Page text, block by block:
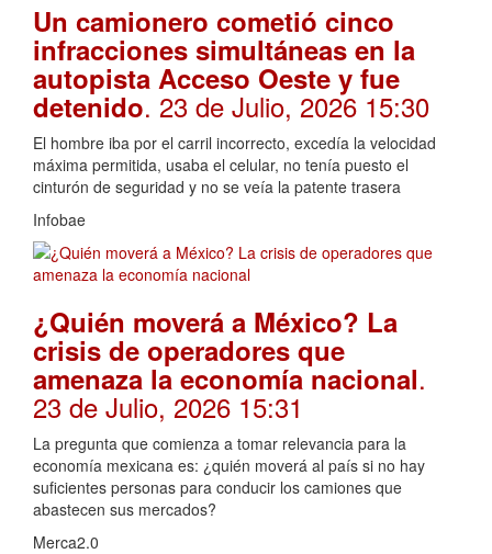
Un camionero cometió cinco
infracciones simultáneas en la
autopista Acceso Oeste y fue
detenido. 23 de Julio, 2026 15:30
El hombre iba por el carril incorrecto, excedía la velocidad
máxima permitida, usaba el celular, no tenía puesto el
cinturón de seguridad y no se veía la patente trasera
Infobae
¿Quién moverá a México? La
crisis de operadores que
amenaza la economía nacional.
23 de Julio, 2026 15:31
La pregunta que comienza a tomar relevancia para la
economía mexicana es: ¿quién moverá al país si no hay
suficientes personas para conducir los camiones que
abastecen sus mercados?
Merca2.0